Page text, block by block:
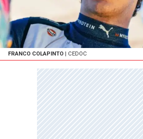
FRANCO COLAPINTO | CEDOC